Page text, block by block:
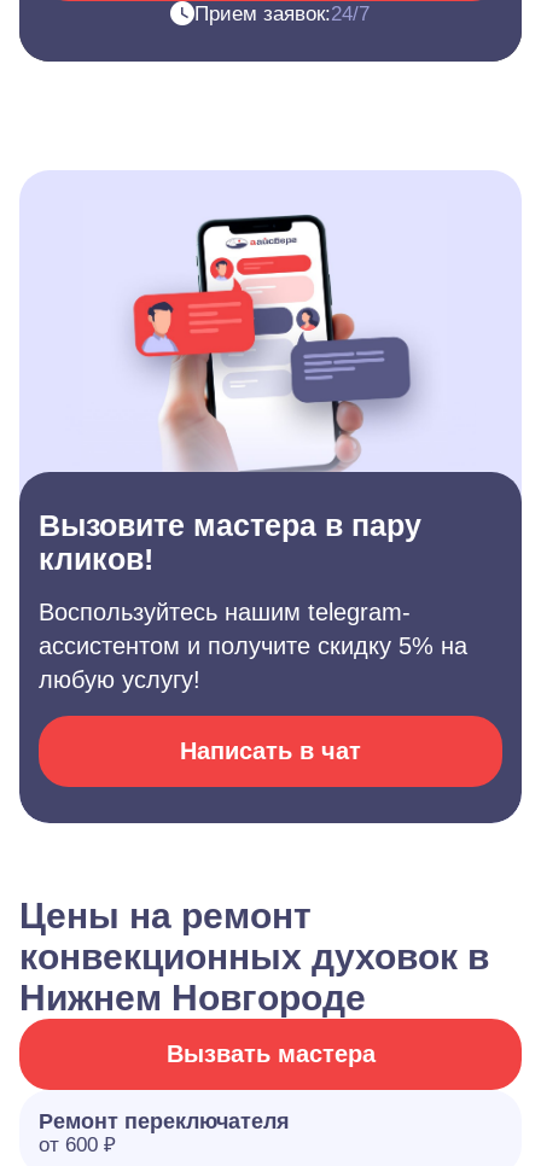
Прием заявок:24/7
Вызовите мастера в пару
кликов!
Воспользуйтесь нашим telegram-
ассистентом и получите скидку 5% на
любую услугу!
Написать в чат
Цены на ремонт
конвекционных духовок в
Нижнем Новгороде
Вызвать мастера
Ремонт переключателя
от 600 ₽